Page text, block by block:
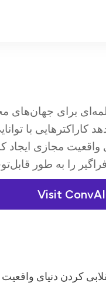
کاراکترهایی با
مجازی ایجاد
Visit ConvAI
کردن دنیای